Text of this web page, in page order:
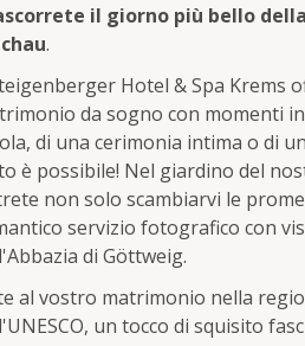
il giorno più bello
.
Hotel & Spa Krems
da sogno con momenti
di una cerimonia intima o di
è possibile! Nel giardino del
non solo scambiarvi le
servizio fotografico con
di Göttweig.
al vostro matrimonio nella
un tocco di squisito